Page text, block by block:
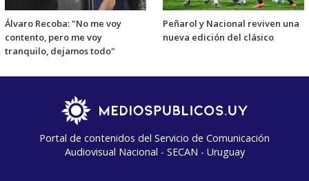
Álvaro Recoba: "No me voy
contento, pero me voy
tranquilo, dejamos todo"
Peñarol y Nacional reviven una
nueva edición del clásico
Portal de contenidos del Servicio de Comunicación
Audiovisual Nacional - SECAN - Uruguay